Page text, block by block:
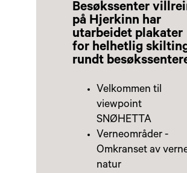
Besøkssenter
på Hjerkinn har
utarbeidet plakater
for helhetlig
rundt
Velkommen til
viewpoint
SNØHETTA
Verneområder -
Omkranset av
natur